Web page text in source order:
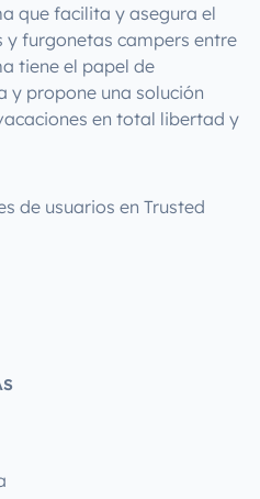
que facilita y asegura el
furgonetas campers entre
tiene el papel de
y propone una solución
en total libertad y
de usuarios en Trusted